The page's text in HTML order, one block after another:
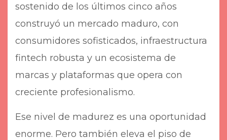
sostenido de los últimos cinco años
construyó un mercado maduro, con
consumidores sofisticados, infraestructura
fintech robusta y un ecosistema de
marcas y plataformas que opera con
creciente profesionalismo.
Ese nivel de madurez es una oportunidad
enorme. Pero también eleva el piso de